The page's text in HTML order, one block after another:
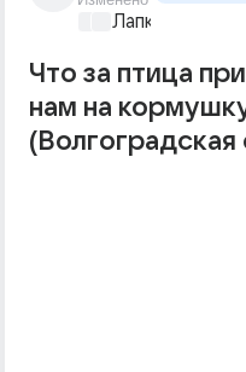
Лапки и
Что за птица
нам на
(Волгоградская